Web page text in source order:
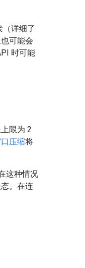
详细了
可能会
时可能
限为 2
压缩将
这种情况
。在连